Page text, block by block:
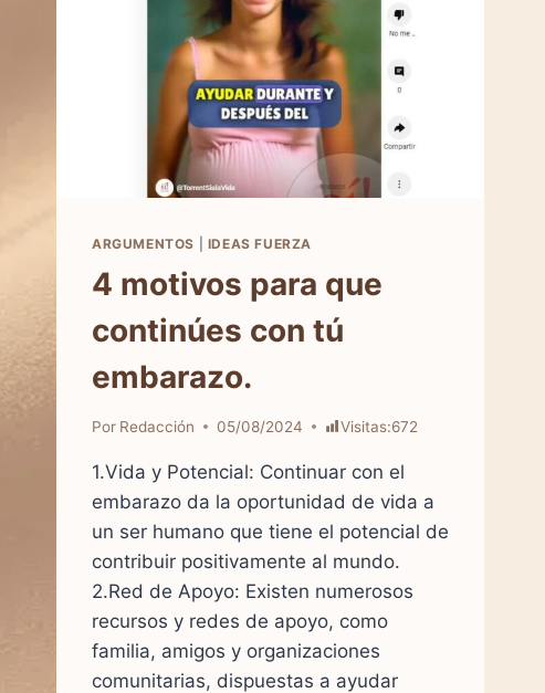
ARGUMENTOS IDEAS FUERZA
4 motivos para que
continúes con tú
embarazo.
Por Redacción 05/08/2024 Visitas:672
1.Vida y Potencial: Continuar con el
embarazo da la oportunidad de vida a
un ser humano que tiene el potencial de
contribuir positivamente al mundo.
2.Red de Apoyo: Existen numerosos
recursos y redes de apoyo, como
familia, amigos y organizaciones
comunitarias, dispuestas a ayudar